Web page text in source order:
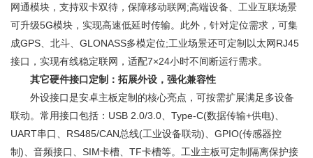
网通模块，支持双卡双待，保障移动联网;高端设备、工业互联场景
可升级5G模块，实现高速低延时传输。此外，针对定位需求，可集
成GPS、北斗、GLONASS多模定位;工业场景还可定制以太网RJ45
接口，实现有线稳定联网，适配7×24小时不间断运行需求。
其它硬件接口定制：拓展外设，强化兼容性
外设接口是安卓主板定制的核心亮点，可按需扩展满足多设备
联动。常用接口包括：USB 2.0/3.0、Type-C(数据传输+供电)、
UART串口、RS485/CAN总线(工业设备联动)、GPIO(传感器控
制)、音频接口、SIM卡槽、TF卡槽等。工业主板可定制隔离保护接